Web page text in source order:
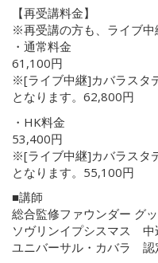
【再受講料金】
※再受講の方も、ライブ
・通常料金
61,100円
※[ライブ中継]カバラスタ
となります。62,800円
・HK料金
53,400円
※[ライブ中継]カバラスタ
となります。55,100円
■講師
総合監修ファウンダー グ
ソヴリンイプシスマス 中
ユニバーサル・カバラ 認